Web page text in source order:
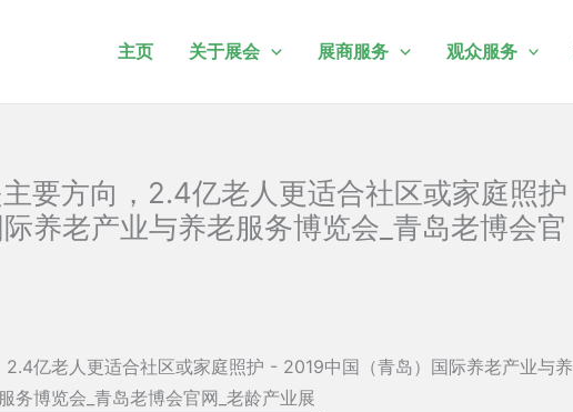
主页 关于展会 展商服务 观众服务
要方向，2.4亿老人更适合社区或家庭照护
养老产业与养老服务博览会_青岛老博会官